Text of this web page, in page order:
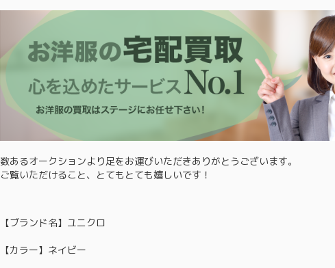
数あるオークションより足をお運びいただきありがとうございます。
ご覧いただけること、とてもとても嬉しいです！
【ブランド名】ユニクロ
【カラー】ネイビー